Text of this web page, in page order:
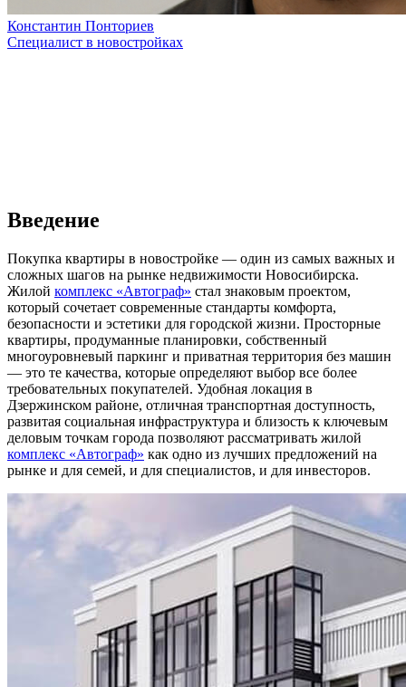
Константин Понториев
Специалист в новостройках
Введение
Покупка квартиры в новостройке — один из самых важных и
сложных шагов на рынке недвижимости Новосибирска.
Жилой комплекс «Автограф» стал знаковым проектом,
который сочетает современные стандарты комфорта,
безопасности и эстетики для городской жизни. Просторные
квартиры, продуманные планировки, собственный
многоуровневый паркинг и приватная территория без машин
— это те качества, которые определяют выбор все более
требовательных покупателей. Удобная локация в
Дзержинском районе, отличная транспортная доступность,
развитая социальная инфраструктура и близость к ключевым
деловым точкам города позволяют рассматривать жилой
комплекс «Автограф» как одно из лучших предложений на
рынке и для семей, и для специалистов, и для инвесторов.